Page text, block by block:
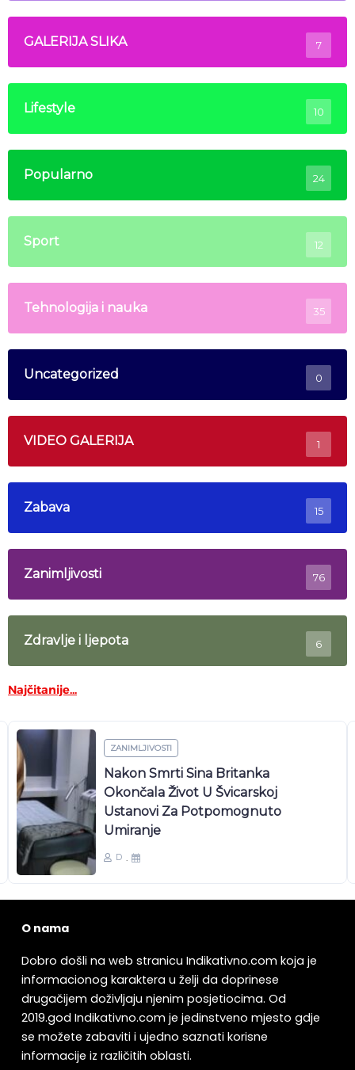
GALERIJA SLIKA 7
Lifestyle 10
Popularno 24
Sport 12
Tehnologija i nauka 35
Uncategorized 0
VIDEO GALERIJA 1
Zabava 15
Zanimljivosti 76
Zdravlje i ljepota 6
Najčitanije...
ZANIMLJIVOSTI
Trudna Odgojiteljica Mjesecima Se
Bori Za Svoje Zakonsko Pravo,
Druga Na Poslu Imala Spontani
Pobačaj: ‘Sustav Je Apsurdan!’
D
O nama
Dobro došli na web stranicu Indikativno.com koja je
informacionog karaktera u želji da doprinese
drugačijem doživljaju njenim posjetiocima. Od
2019.god Indikativno.com je jedinstveno mjesto gdje
se možete zabaviti i ujedno saznati korisne
informacije iz različitih oblasti.